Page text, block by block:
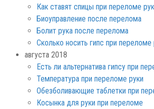
Как ставят спицы при переломе
Биоуправление после перелома
Болит рука после перелома
Сколько носить гипс при переломе
августа 2018
Есть ли альтернатива гипсу при
Температура при переломе руки
Обезболивающие таблетки при
Косынка для руки при переломе